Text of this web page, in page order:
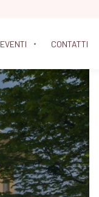
EVENTI CONTATTI